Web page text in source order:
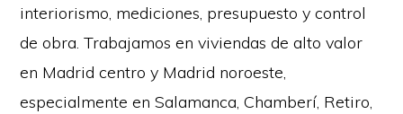
interiorismo, mediciones, presupuesto y control
de obra. Trabajamos en viviendas de alto valor
en Madrid centro y Madrid noroeste,
especialmente en Salamanca, Chamberí, Retiro,